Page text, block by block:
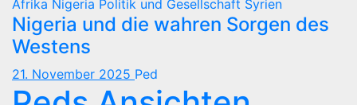
Afrika Nigeria Politik und Gesellschaft Syrien
Nigeria und die wahren Sorgen des
Westens
21. November 2025 Ped